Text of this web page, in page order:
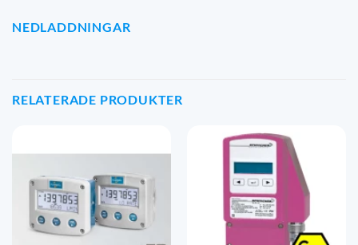
NEDLADDNINGAR
RELATERADE PRODUKTER